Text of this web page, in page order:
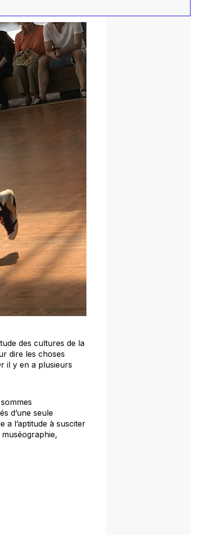
des cultures de la
dire les choses
il y en a plusieurs
d’une seule
a l’aptitude à susciter